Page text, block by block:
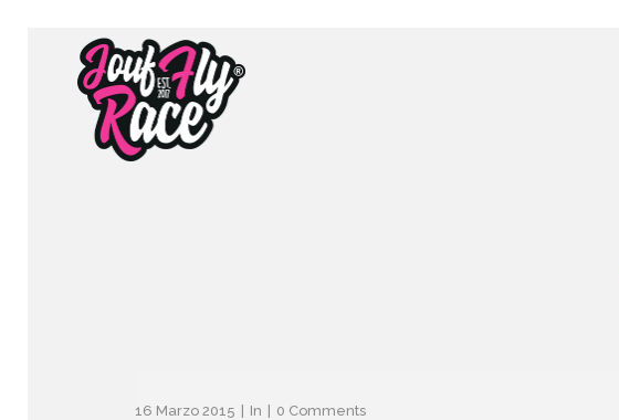
16 Marzo 2015 In 0 Comments